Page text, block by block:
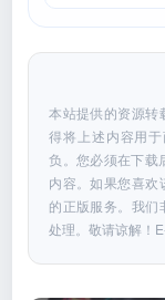
本站提供的资源转
得将上述内容用
负。您必须在下载
内容。如果您喜欢
的正版服务。我们
处理。敬请谅解！